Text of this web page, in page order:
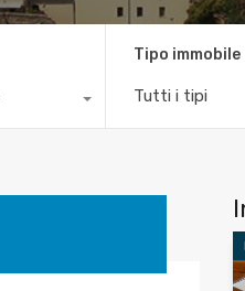
Tipo immobile
Tutti i tipi